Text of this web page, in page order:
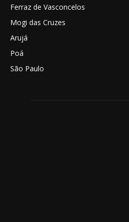
Ferraz de Vasconcelos
Mogi das Cruzes
Arujá
Poá
São Paulo